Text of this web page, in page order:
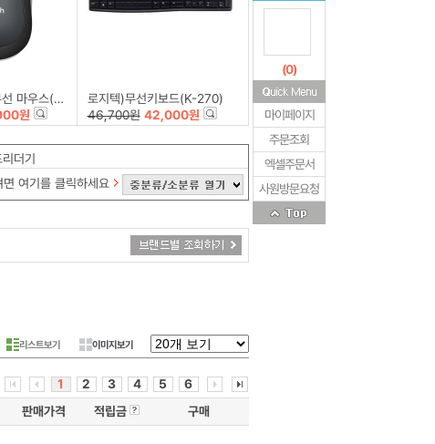
(M221/블랙)
원
로지텍)무선키보드(K-270)
46,700원 42,000원
더기
여기를 클릭하세요
리스트보기 이미지보기
1 2 3 4 5
6
판매가격 적립금 구매
(0)
마이페이지
주문조회
엑셀주문서
사원방문요청